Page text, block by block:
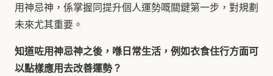
用神忌神，係掌握同提升個人運勢嘅關鍵第一步，對規劃
未來尤其重要。
知道咗用神忌神之後，喺日常生活，例如衣食住行方面可
以點樣應用去改善運勢？